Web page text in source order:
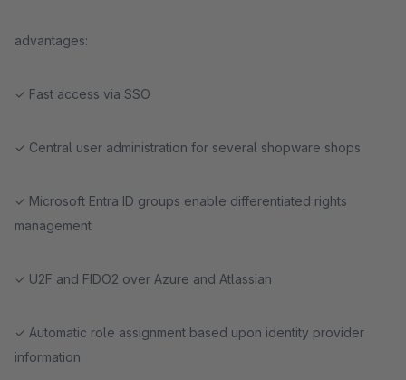
advantages:
✓ Fast access via SSO
✓ Central user administration for several shopware shops
✓ Microsoft Entra ID groups enable differentiated rights
management
✓ U2F and FIDO2 over Azure and Atlassian
✓ Automatic role assignment based upon identity provider
information